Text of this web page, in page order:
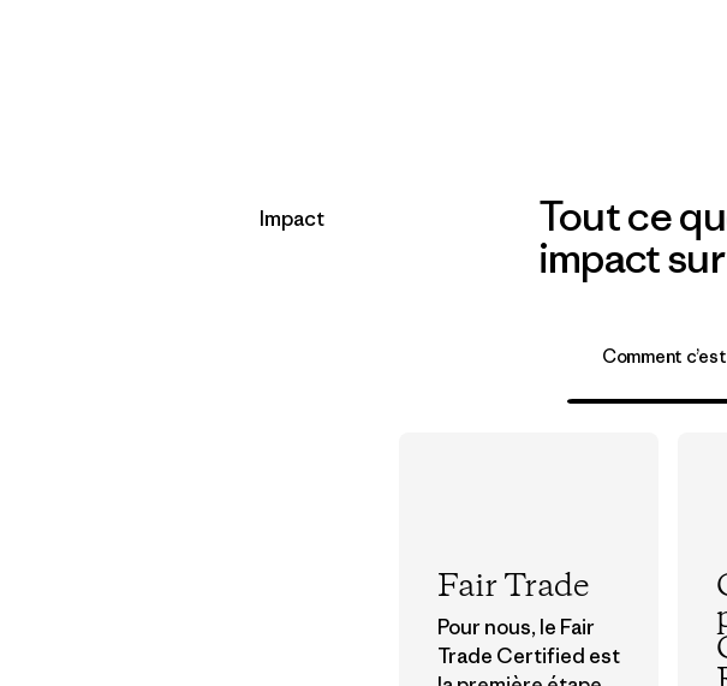
Impact
Tout ce
impact
Comment
Fair Trade
Pour nous, le Fair
Trade Certified est